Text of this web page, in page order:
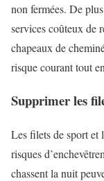
non fermées. De
services coûteux de
chapeaux de
risque courant tout
Supprimer les
Les filets de sport et
risques
chassent la nuit